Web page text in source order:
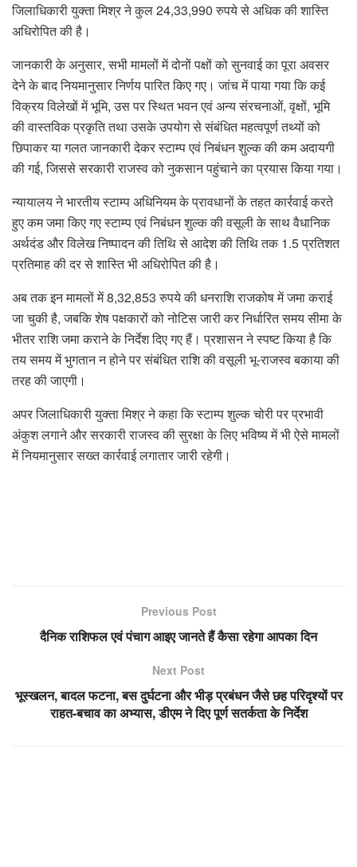
जिलाधिकारी युक्ता मिश्र ने कुल 24,33,990 रुपये से अधिक की शास्ति
अधिरोपित की है।
जानकारी के अनुसार, सभी मामलों में दोनों पक्षों को सुनवाई का पूरा अवसर
देने के बाद नियमानुसार निर्णय पारित किए गए। जांच में पाया गया कि कई
विक्रय विलेखों में भूमि, उस पर स्थित भवन एवं अन्य संरचनाओं, वृक्षों, भूमि
की वास्तविक प्रकृति तथा उसके उपयोग से संबंधित महत्वपूर्ण तथ्यों को
छिपाकर या गलत जानकारी देकर स्टाम्प एवं निबंधन शुल्क की कम अदायगी
की गई, जिससे सरकारी राजस्व को नुकसान पहुंचाने का प्रयास किया गया।
न्यायालय ने भारतीय स्टाम्प अधिनियम के प्रावधानों के तहत कार्रवाई करते
हुए कम जमा किए गए स्टाम्प एवं निबंधन शुल्क की वसूली के साथ वैधानिक
अर्थदंड और विलेख निष्पादन की तिथि से आदेश की तिथि तक 1.5 प्रतिशत
प्रतिमाह की दर से शास्ति भी अधिरोपित की है।
अब तक इन मामलों में 8,32,853 रुपये की धनराशि राजकोष में जमा कराई
जा चुकी है, जबकि शेष पक्षकारों को नोटिस जारी कर निर्धारित समय सीमा के
भीतर राशि जमा कराने के निर्देश दिए गए हैं। प्रशासन ने स्पष्ट किया है कि
तय समय में भुगतान न होने पर संबंधित राशि की वसूली भू-राजस्व बकाया की
तरह की जाएगी।
अपर जिलाधिकारी युक्ता मिश्र ने कहा कि स्टाम्प शुल्क चोरी पर प्रभावी
अंकुश लगाने और सरकारी राजस्व की सुरक्षा के लिए भविष्य में भी ऐसे मामलों
में नियमानुसार सख्त कार्रवाई लगातार जारी रहेगी।
Previous Post
दैनिक राशिफल एवं पंचाग आइए जानते हैं कैसा रहेगा आपका दिन
Next Post
भूस्खलन, बादल फटना, बस दुर्घटना और भीड़ प्रबंधन जैसे छह परिदृश्यों पर
राहत-बचाव का अभ्यास, डीएम ने दिए पूर्ण सतर्कता के निर्देश